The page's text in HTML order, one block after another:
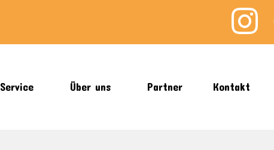
Service Über uns Partner Kontakt